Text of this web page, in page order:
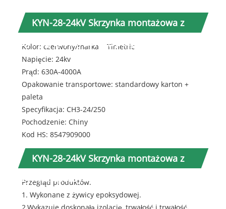
KYN-28-24kV Skrzynka montażowa z
żywicą epoksydową (specyfikacja)
Kolor: czerwony/marka ​​ Timetric
Napięcie: 24kv
Prąd: 630A-4000A
Opakowanie transportowe: standardowy karton +
paleta
Specyfikacja: CH3-24/250
Pochodzenie: Chiny
Kod HS: 8547909000
KYN-28-24kV Skrzynka montażowa z
żywicą epoksydową
Przegląd produktów:
1. Wykonane z żywicy epoksydowej.